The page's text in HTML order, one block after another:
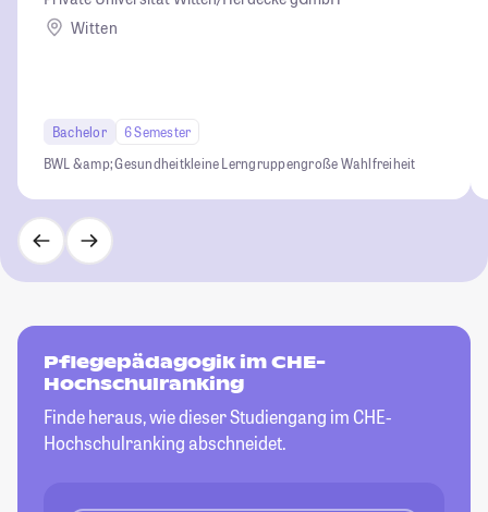
Witten
Bachelor
6 Semester
BWL &amp; Gesundheitkleine Lerngruppengroße Wahlfreiheit
Pflegepädagogik im CHE-
Hochschulranking
Finde heraus, wie dieser Studiengang im CHE-
Hochschulranking abschneidet.